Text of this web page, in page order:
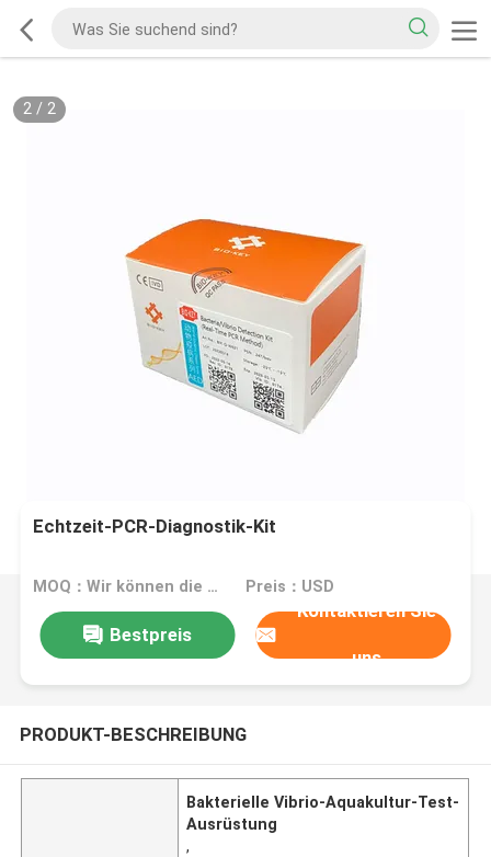
2/ 2
Echtzeit-PCR-Diagnostik-Kit
MOQ：Wir können die flüssigen und lyophilisierten Ausrüstungen produzieren Preis：USD
Bestpreis
Kontaktieren Sie
uns
PRODUKT-BESCHREIBUNG
Bakterielle Vibrio-Aquakultur-Test-
Ausrüstung
,